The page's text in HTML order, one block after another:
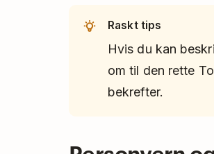
Raskt tips
Hvis du kan
om til den rette
bekrefter.